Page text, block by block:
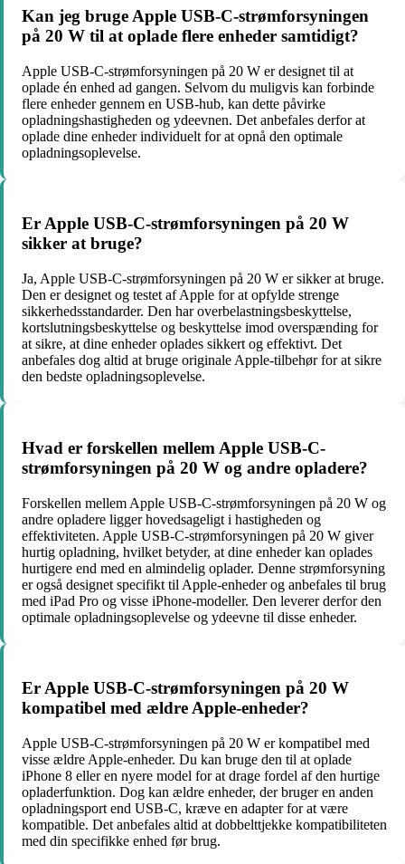
Kan jeg bruge Apple USB-C-strømforsyningen
på 20 W til at oplade flere enheder samtidigt?
Apple USB-C-strømforsyningen på 20 W er designet til at
oplade én enhed ad gangen. Selvom du muligvis kan forbinde
flere enheder gennem en USB-hub, kan dette påvirke
opladningshastigheden og ydeevnen. Det anbefales derfor at
oplade dine enheder individuelt for at opnå den optimale
opladningsoplevelse.
Er Apple USB-C-strømforsyningen på 20 W
sikker at bruge?
Ja, Apple USB-C-strømforsyningen på 20 W er sikker at bruge.
Den er designet og testet af Apple for at opfylde strenge
sikkerhedsstandarder. Den har overbelastningsbeskyttelse,
kortslutningsbeskyttelse og beskyttelse imod overspænding for
at sikre, at dine enheder oplades sikkert og effektivt. Det
anbefales dog altid at bruge originale Apple-tilbehør for at sikre
den bedste opladningsoplevelse.
Hvad er forskellen mellem Apple USB-C-
strømforsyningen på 20 W og andre opladere?
Forskellen mellem Apple USB-C-strømforsyningen på 20 W og
andre opladere ligger hovedsageligt i hastigheden og
effektiviteten. Apple USB-C-strømforsyningen på 20 W giver
hurtig opladning, hvilket betyder, at dine enheder kan oplades
hurtigere end med en almindelig oplader. Denne strømforsyning
er også designet specifikt til Apple-enheder og anbefales til brug
med iPad Pro og visse iPhone-modeller. Den leverer derfor den
optimale opladningsoplevelse og ydeevne til disse enheder.
Er Apple USB-C-strømforsyningen på 20 W
kompatibel med ældre Apple-enheder?
Apple USB-C-strømforsyningen på 20 W er kompatibel med
visse ældre Apple-enheder. Du kan bruge den til at oplade
iPhone 8 eller en nyere model for at drage fordel af den hurtige
opladerfunktion. Dog kan ældre enheder, der bruger en anden
opladningsport end USB-C, kræve en adapter for at være
kompatible. Det anbefales altid at dobbelttjekke kompatibiliteten
med din specifikke enhed før brug.